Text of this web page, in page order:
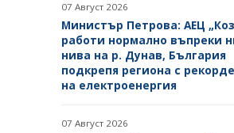
07 Август 2026
Министър Петрова: АЕЦ
работи нормално въпреки
нива на р. Дунав, България
подкрепя региона с
на електроенергия
07 Август 2026